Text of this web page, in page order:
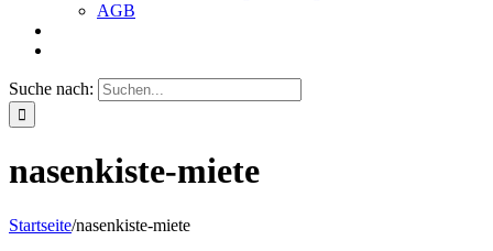
AGB
Suche nach:
nasenkiste-miete
Startseite/nasenkiste-miete